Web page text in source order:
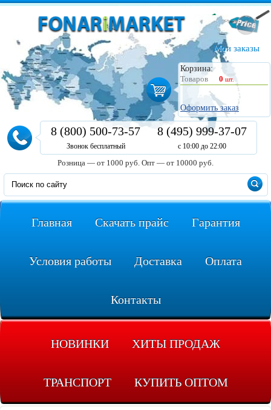
Мои заказы
Корзина:
Товаров
0 шт.
Оформить заказ
8 (800) 500-73-57
Звонок бесплатный
8 (495) 999-37-07
с 10:00 до 22:00
Розница — от 1000 руб. Опт — от 10000 руб.
Главная Скачать прайс Гарантия
Условия работы Доставка Оплата
Контакты
НОВИНКИ ХИТЫ ПРОДАЖ
ТРАНСПОРТ КУПИТЬ ОПТОМ